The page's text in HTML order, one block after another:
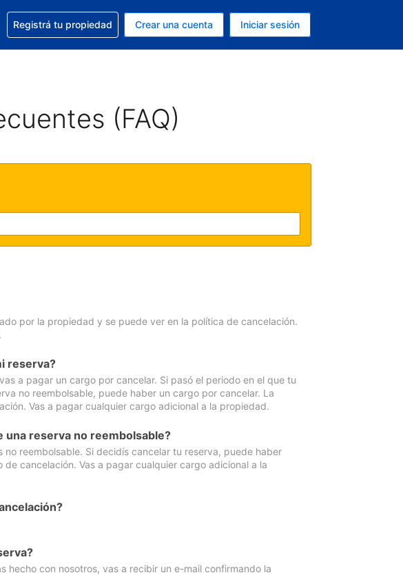
moneda actual es Dólar de EEUU
El idioma que estás usando es Español (Argentina)
Conseguí ayuda con tu reserva
Registrá tu propiedad Crear una cuenta Iniciar sesión
(FAQ)
por la propiedad y se puede ver en la política de cancelación.
reserva?
a pagar un cargo por cancelar. Si pasó el periodo en el que tu
no reembolsable, puede haber un cargo por cancelar. La
Vas a pagar cualquier cargo adicional a la propiedad.
una reserva no reembolsable?
reembolsable. Si decidís cancelar tu reserva, puede haber
cancelación. Vas a pagar cualquier cargo adicional a la
hecho con nosotros, vas a recibir un e-mail confirmando la